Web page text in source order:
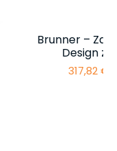
Brunner –
Design
317,82€